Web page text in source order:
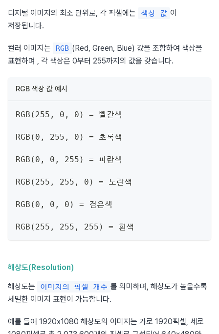
디지털 이미지의 최소 단위로, 각 픽셀에는 색상 값 이
저장됩니다.
컬러 이미지는 RGB (Red, Green, Blue) 값을 조합하여 색상을
표현하며 , 각 색상은 0부터 255까지의 값을 갖습니다.
RGB 색상 값 예시
RGB(255, 0, 0) = 빨간색
RGB(0, 255, 0) = 초록색
RGB(0, 0, 255) = 파란색
RGB(255, 255, 0) = 노란색
RGB(0, 0, 0) = 검은색
RGB(255, 255, 255) = 흰색
해상도(Resolution)
해상도는 이미지의 픽셀 개수 를 의미하며, 해상도가 높을수록
세밀한 이미지 표현이 가능합니다.
예를 들어 1920x1080 해상도의 이미지는 가로 1920픽셀, 세로